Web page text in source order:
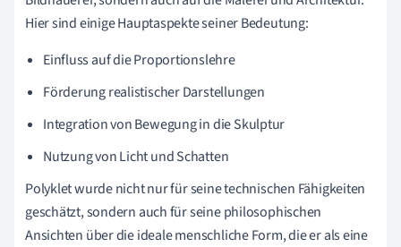
Hier sind einige Hauptaspekte seiner Bedeutung:
Einfluss auf die Proportionslehre
Förderung realistischer Darstellungen
Integration von Bewegung in die Skulptur
Nutzung von Licht und Schatten
Polyklet wurde nicht nur für seine technischen Fähigkeiten
geschätzt, sondern auch für seine philosophischen
Ansichten über die ideale menschliche Form, die er als eine